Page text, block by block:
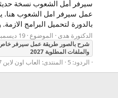
سيرفر أمل الشعوب نسخة
عمل سيرفر امل الشعوب هنا.
بالدورة لتحميل البرامج
الدكتورة هدى الموضوع 19 ديسمبر 2012
شرح بالصور طريقة عمل سيرفر
والملفاتالمطلوبة 2027
الردود: 5 المنتدى: العاب اون لاين 2027